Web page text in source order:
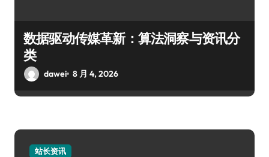
数据驱动传媒革新：算法洞察与资讯分
类
dawei 8 月 4, 2026
站长资讯